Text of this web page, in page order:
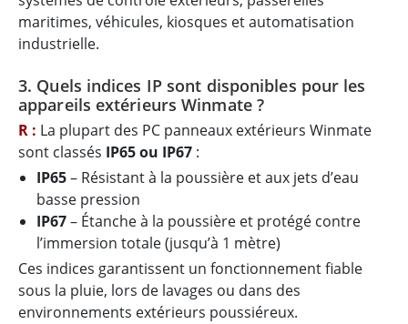
maritimes, véhicules, kiosques et automatisation
industrielle.
3. Quels indices IP sont disponibles pour les
appareils extérieurs Winmate ?
R : La plupart des PC panneaux extérieurs Winmate
sont classés IP65 ou IP67 :
IP65– Résistant à la poussière et aux jets d’eau
basse pression
IP67– Étanche à la poussière et protégé contre
l’immersion totale (jusqu’à 1 mètre)
Ces indices garantissent un fonctionnement fiable
sous la pluie, lors de lavages ou dans des
environnements extérieurs poussiéreux.